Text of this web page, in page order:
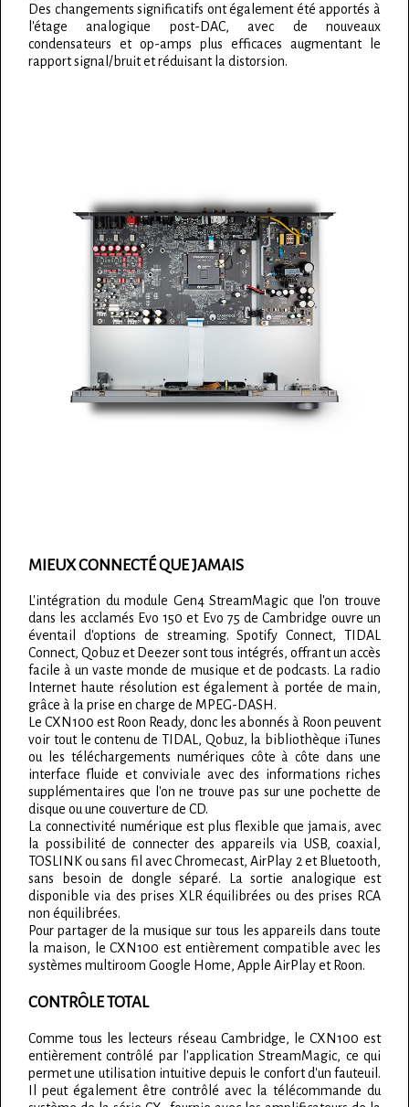
Des changements significatifs ont également été apportés à
l'étage analogique post-DAC, avec de nouveaux
condensateurs et op-amps plus efficaces augmentant le
rapport signal/bruit et réduisant la distorsion.
MIEUX CONNECTÉ QUE JAMAIS
L'intégration du module Gen4 StreamMagic que l'on trouve
dans les acclamés Evo 150 et Evo 75 de Cambridge ouvre un
éventail d'options de streaming. Spotify Connect, TIDAL
Connect, Qobuz et Deezer sont tous intégrés, offrant un accès
facile à un vaste monde de musique et de podcasts. La radio
Internet haute résolution est également à portée de main,
grâce à la prise en charge de MPEG-DASH.
Le CXN100 est Roon Ready, donc les abonnés à Roon peuvent
voir tout le contenu de TIDAL, Qobuz, la bibliothèque iTunes
ou les téléchargements numériques côte à côte dans une
interface fluide et conviviale avec des informations riches
supplémentaires que l'on ne trouve pas sur une pochette de
disque ou une couverture de CD.
La connectivité numérique est plus flexible que jamais, avec
la possibilité de connecter des appareils via USB, coaxial,
TOSLINK ou sans fil avec Chromecast, AirPlay 2 et Bluetooth,
sans besoin de dongle séparé. La sortie analogique est
disponible via des prises XLR équilibrées ou des prises RCA
non équilibrées.
Pour partager de la musique sur tous les appareils dans toute
la maison, le CXN100 est entièrement compatible avec les
systèmes multiroom Google Home, Apple AirPlay et Roon.
CONTRÔLE TOTAL
Comme tous les lecteurs réseau Cambridge, le CXN100 est
entièrement contrôlé par l'application StreamMagic, ce qui
permet une utilisation intuitive depuis le confort d'un fauteuil.
Il peut également être contrôlé avec la télécommande du